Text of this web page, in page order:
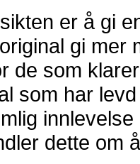
er å gi
gi mer
de som
som har
dette om